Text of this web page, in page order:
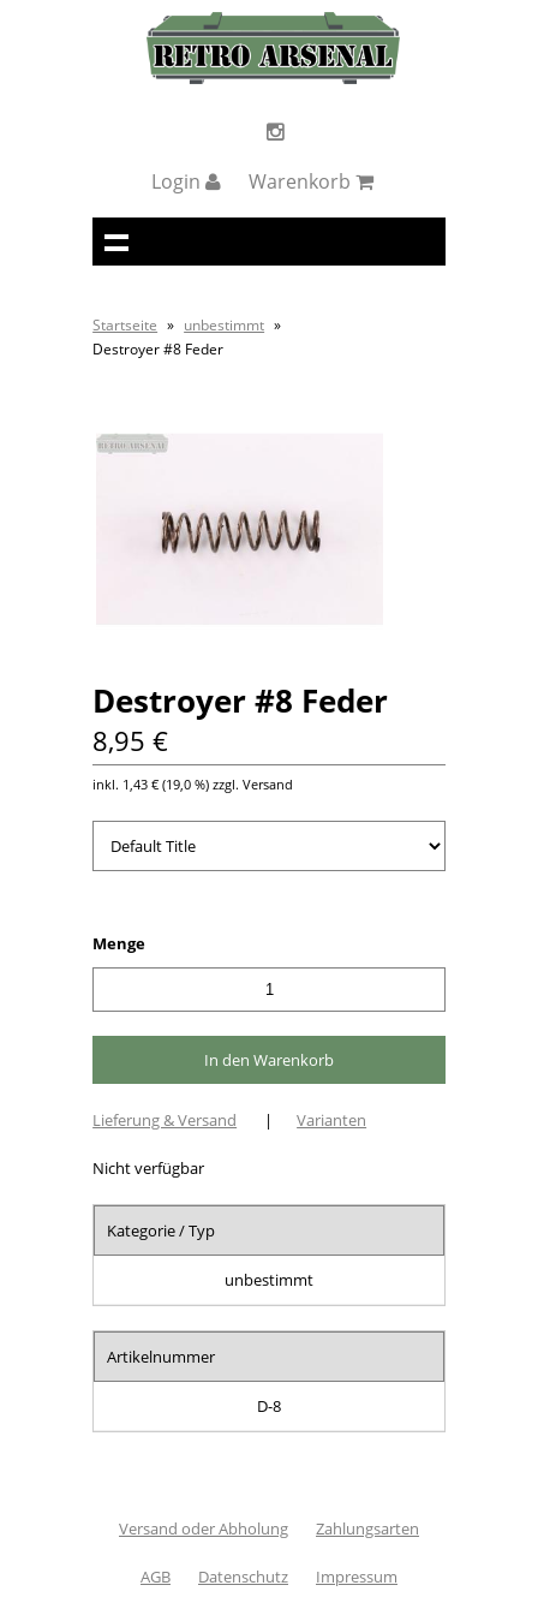
Login Warenkorb
Startseite » unbestimmt »
Destroyer #8 Feder
Destroyer #8 Feder
8,95 €
inkl. 1,43 € (19,0 %) zzgl. Versand
Menge
Lieferung & Versand | Varianten
Nicht verfügbar
Kategorie / Typ
unbestimmt
Artikelnummer
D-8
Versand oder Abholung Zahlungsarten
AGB Datenschutz Impressum